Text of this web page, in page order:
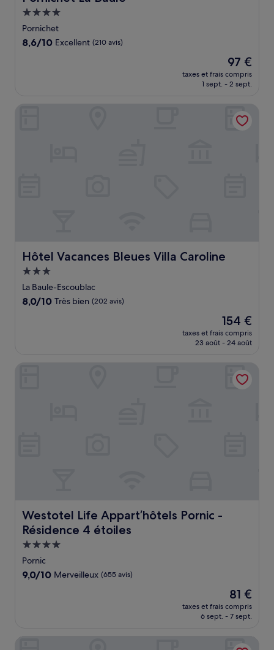
Hébergement
4.0 étoiles
Pornichet
8.6
8,6/10 Excellent (210 avis)
Le
nouveau
prix
de
97 €
97 €
taxes et frais compris
1 sept. - 2 sept.
Hôtel Vacances Bleues Villa Caroline
Hôtel Vacances Bleues Villa Caroline
Hébergement
3.0 étoiles
La Baule-Escoublac
8.0
8,0/10 Très bien (202 avis)
Le
nouveau
prix
de
154 €
154 €
taxes et frais compris
23 août - 24 août
Westotel Life Appart’hôtels Pornic -
Résidence 4 étoiles
Westotel Life Appart’hôtels Pornic - Résidence 4 étoiles
Hébergement
4.0 étoiles
Pornic
9.0
9,0/10 Merveilleux (655 avis)
Le
nouveau
prix
de
81 €
81 €
taxes et frais compris
6 sept. - 7 sept.
Westotel Life Appart’hôtels Pornic - Résidence 4 étoiles